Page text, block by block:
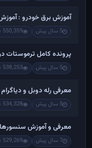
آموزش برق خودرو :
5 سال پیش 550,359 بازدید
پرونده کامل ترموستات
5 سال پیش 538,253 بازدید
معرفی رله دوبل و
5 سال پیش 534,328 بازدید
معرفی و آموزش سنسورها
7 سال پیش 529,269 بازدید